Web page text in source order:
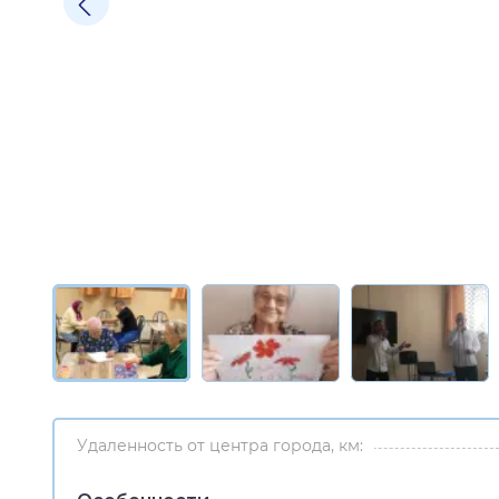
Удаленность от центра города, км: